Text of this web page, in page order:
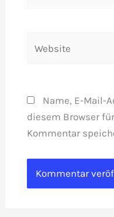
Name, E-Mail-
diesem Browser
Kommentar